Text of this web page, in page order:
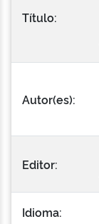
Título:
Autor(es):
Editor:
Idioma: